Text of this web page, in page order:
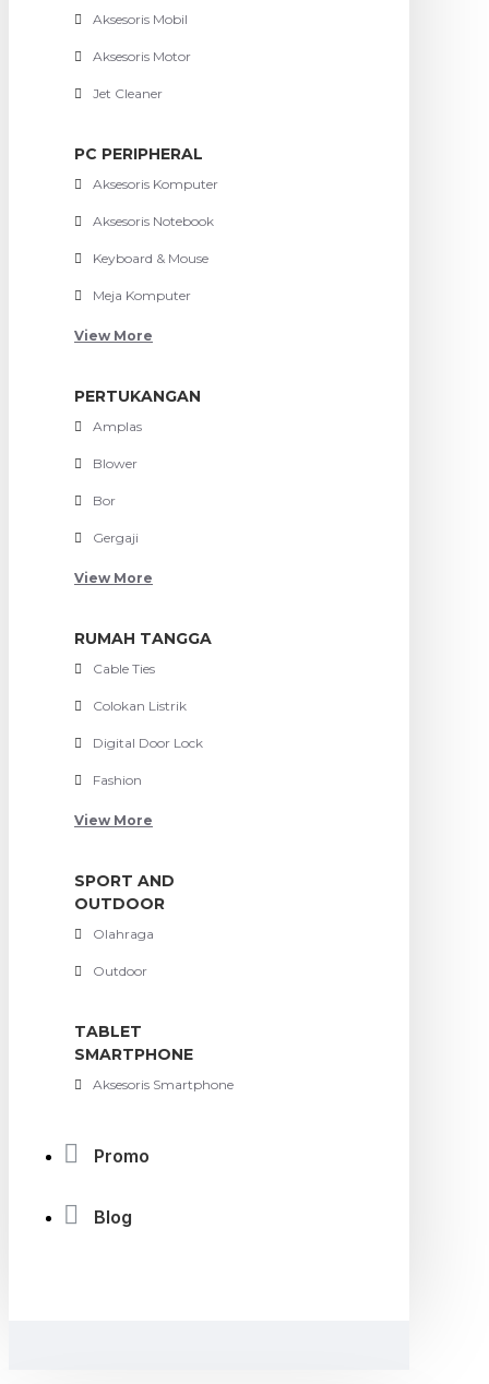
Aksesoris Mobil
Aksesoris Motor
Jet Cleaner
PC PERIPHERAL
Aksesoris Komputer
Aksesoris Notebook
Keyboard & Mouse
Meja Komputer
View More
PERTUKANGAN
Amplas
Blower
Bor
Gergaji
View More
RUMAH TANGGA
Cable Ties
Colokan Listrik
Digital Door Lock
Fashion
View More
SPORT AND
OUTDOOR
Olahraga
Outdoor
TABLET
SMARTPHONE
Aksesoris Smartphone
Promo
Blog